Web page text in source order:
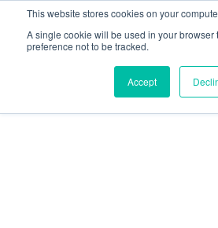
This website stores cookies on your
A single cookie will be used in your browser
preference not to be tracked.
Accept